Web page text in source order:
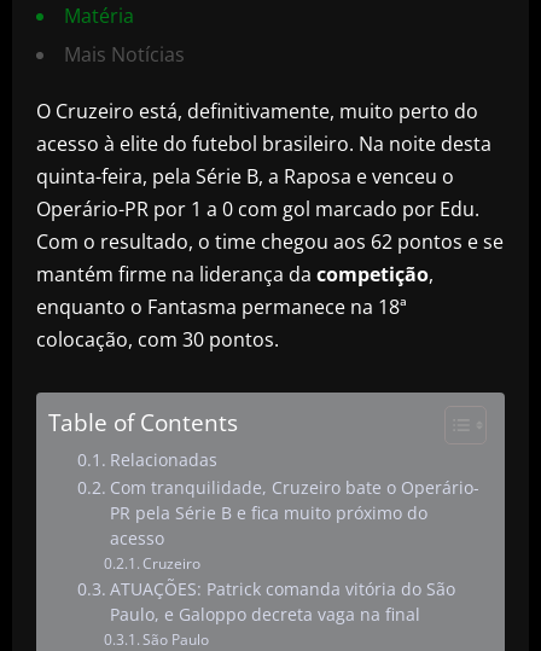
Matéria
Mais Notícias
O Cruzeiro está, definitivamente, muito perto do
acesso à elite do futebol brasileiro. Na noite desta
quinta-feira, pela Série B, a Raposa e venceu o
Operário-PR por 1 a 0 com gol marcado por Edu.
Com o resultado, o time chegou aos 62 pontos e se
mantém firme na liderança da competição,
enquanto o Fantasma permanece na 18ª
colocação, com 30 pontos.
Table of Contents
Relacionadas
Com tranquilidade, Cruzeiro bate o Operário-
PR pela Série B e fica muito próximo do
acesso
Cruzeiro
ATUAÇÕES: Patrick comanda vitória do São
Paulo, e Galoppo decreta vaga na final
São Paulo